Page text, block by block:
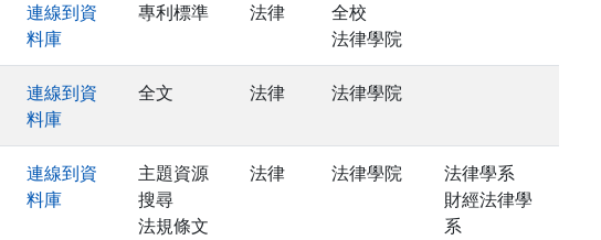
連線到資
料庫
專利標準 法律
全校
法律學院
連線到資
料庫
全文 法律 法律學院
連線到資
料庫
主題資源
搜尋
法規條文
法律 法律學院
法律學系
財經法律學
系